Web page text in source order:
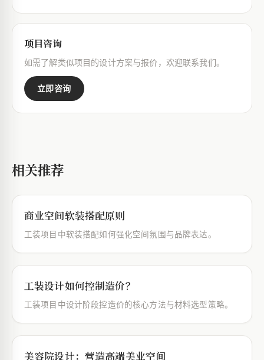
项目咨询
如需了解类似项目的设计方案与报价，欢迎联系我们。
立即咨询
相关推荐
商业空间软装搭配原则
工装项目中软装搭配如何强化空间氛围与品牌表达。
工装设计如何控制造价？
工装项目中设计阶段控造价的核心方法与材料选型策略。
美容院设计：营造高端美业空间